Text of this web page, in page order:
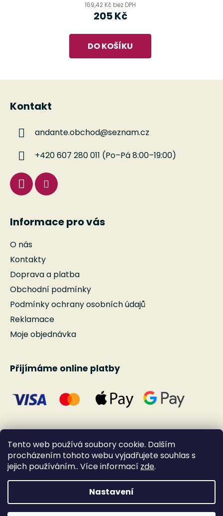
Tento web používá soubory cookie. Dalším
procházením tohoto webu vyjadřujete souhlas s
jejich používáním.. Více informací zde.
Nastavení
169,42 Kč bez DPH
205 Kč
DO KOŠÍKU
Z
Kontakt
andante.obchod@seznam.cz
+420 607 280 011 (Po–Pá 8:00–19:00)
Informace pro vás
O nás
Kontakty
Doprava a platba
Obchodní podmínky
Podmínky ochrany osobních údajů
Reklamace
Moje objednávka
Přijímáme online platby